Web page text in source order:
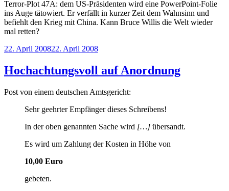
Terror-Plot 47A: dem US-Präsidenten wird eine PowerPoint-Folie
ins Auge tätowiert. Er verfällt in kurzer Zeit dem Wahnsinn und
befiehlt den Krieg mit China. Kann Bruce Willis die Welt wieder
mal retten?
Veröffentlicht
22. April 200822. April 2008
Hochachtungsvoll auf Anordnung
Post von einem deutschen Amtsgericht:
Sehr geehrter Empfänger dieses Schreibens!
In der oben genannten Sache wird […] übersandt.
Es wird um Zahlung der Kosten in Höhe von
10,00 Euro
gebeten.